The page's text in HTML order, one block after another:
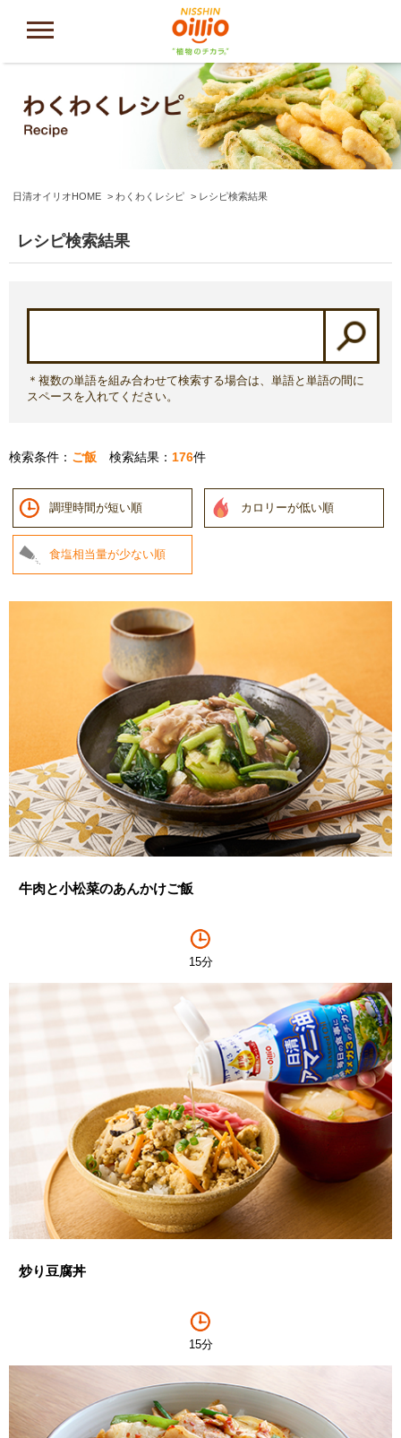
日清オイリオHOME わくわくレシピ レシピ検索結果
レシピ検索結果
＊複数の単語を組み合わせて検索する場合は、単語と単語の間に
スペースを入れてください。
検索条件： ご飯 検索結果： 176件
調理時間が短い順 カロリーが低い順
食塩相当量が少ない順
牛肉と小松菜のあんかけご飯
15分
炒り豆腐丼
15分